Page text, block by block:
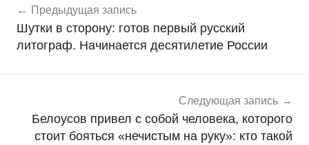
о
в
о
по
записям
Предыдущая запись
Шутки в сторону: готов первый русский
литограф. Начинается десятилетие России
Следующая запись
Белоусов привел с собой человека, которого
стоит бояться «нечистым на руку»: кто такой